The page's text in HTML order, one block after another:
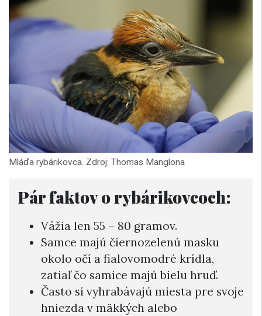
Mláďa rybárikovca. Zdroj: Thomas Manglona
Pár faktov o rybárikovcoch:
Vážia len 55 – 80 gramov.
Samce majú čiernozelenú masku
okolo očí a fialovomodré krídla,
zatiaľ čo samice majú bielu hruď.
Často si vyhrabávajú miesta pre svoje
hniezda v mäkkých alebo